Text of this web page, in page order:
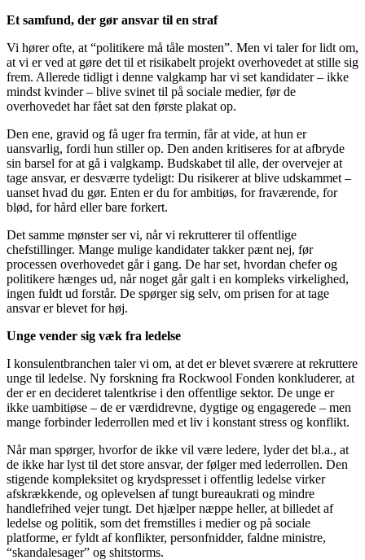
Et samfund, der gør ansvar til en straf
Vi hører ofte, at “politikere må tåle mosten”. Men vi taler for lidt om,
at vi er ved at gøre det til et risikabelt projekt overhovedet at stille sig
frem. Allerede tidligt i denne valgkamp har vi set kandidater – ikke
mindst kvinder – blive svinet til på sociale medier, før de
overhovedet har fået sat den første plakat op.
Den ene, gravid og få uger fra termin, får at vide, at hun er
uansvarlig, fordi hun stiller op. Den anden kritiseres for at afbryde
sin barsel for at gå i valgkamp. Budskabet til alle, der overvejer at
tage ansvar, er desværre tydeligt: Du risikerer at blive udskammet –
uanset hvad du gør. Enten er du for ambitiøs, for fraværende, for
blød, for hård eller bare forkert.
Det samme mønster ser vi, når vi rekrutterer til offentlige
chefstillinger. Mange mulige kandidater takker pænt nej, før
processen overhovedet går i gang. De har set, hvordan chefer og
politikere hænges ud, når noget går galt i en kompleks virkelighed,
ingen fuldt ud forstår. De spørger sig selv, om prisen for at tage
ansvar er blevet for høj.
Unge vender sig væk fra ledelse
I konsulentbranchen taler vi om, at det er blevet sværere at rekruttere
unge til ledelse. Ny forskning fra Rockwool Fonden konkluderer, at
der er en decideret talentkrise i den offentlige sektor. De unge er
ikke uambitiøse – de er værdidrevne, dygtige og engagerede – men
mange forbinder lederrollen med et liv i konstant stress og konflikt.
Når man spørger, hvorfor de ikke vil være ledere, lyder det bl.a., at
de ikke har lyst til det store ansvar, der følger med lederrollen. Den
stigende kompleksitet og krydspresset i offentlig ledelse virker
afskrækkende, og oplevelsen af tungt bureaukrati og mindre
handlefrihed vejer tungt. Det hjælper næppe heller, at billedet af
ledelse og politik, som det fremstilles i medier og på sociale
platforme, er fyldt af konflikter, personfnidder, faldne ministre,
“skandalesager” og shitstorms.